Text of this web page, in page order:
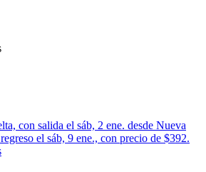
con salida el sáb, 2 ene. desde Nueva
el sáb, 9 ene., con precio de $392.